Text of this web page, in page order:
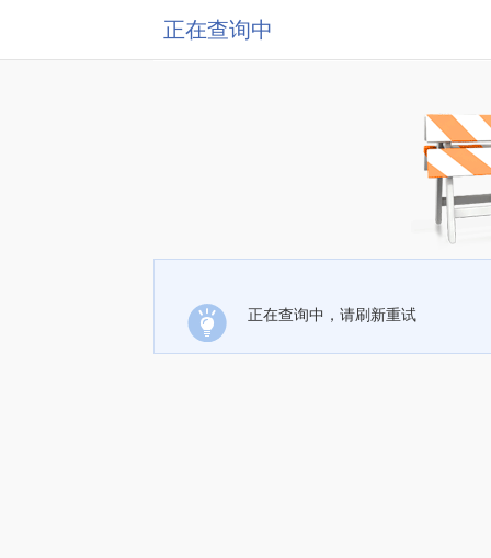
正在查询中
正在查询中，请刷新重试